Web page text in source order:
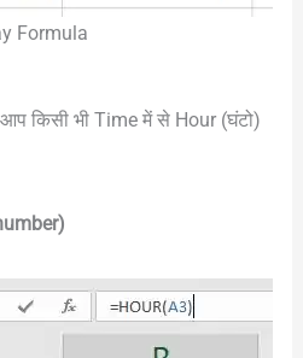
Formula
किसी भी Time में से Hour (घंटो)